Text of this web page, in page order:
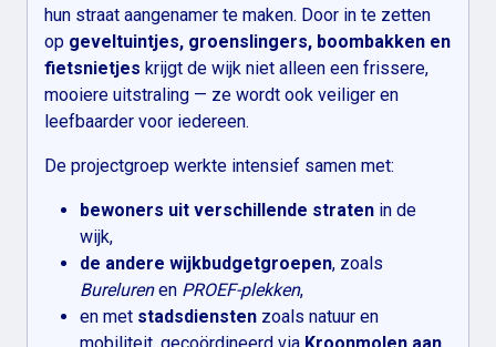
hun straat aangenamer te maken. Door in te zetten
op geveltuintjes, groenslingers, boombakken en
fietsnietjes krijgt de wijk niet alleen een frissere,
mooiere uitstraling — ze wordt ook veiliger en
leefbaarder voor iedereen.
De projectgroep werkte intensief samen met:
bewoners uit verschillende straten in de
wijk,
de andere wijkbudgetgroepen, zoals
Burelurenen PROEF-plekken,
en met stadsdiensten zoals natuur en